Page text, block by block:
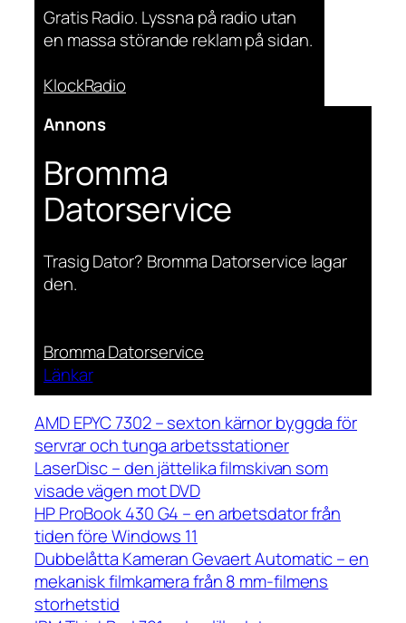
Gratis Radio. Lyssna på radio utan
en massa störande reklam på sidan.
KlockRadio
Annons
Bromma
Datorservice
Trasig Dator? Bromma Datorservice lagar
den.
Bromma Datorservice
Länkar
AMD EPYC 7302 – sexton kärnor byggda för
servrar och tunga arbetsstationer
LaserDisc – den jättelika filmskivan som
visade vägen mot DVD
HP ProBook 430 G4 – en arbetsdator från
tiden före Windows 11
Dubbelåtta Kameran Gevaert Automatic – en
mekanisk filmkamera från 8 mm-filmens
storhetstid